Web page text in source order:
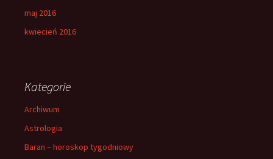
maj 2016
kwiecień 2016
Kategorie
Archiwum
Astrologia
Baran – horoskop tygodniowy